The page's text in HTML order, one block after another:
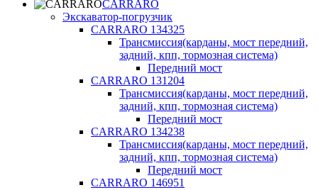
CARRARO
Экскаватор-погрузчик
CARRARO 134325
Трансмиссия(карданы, мост передний,
задний, кпп, тормозная система)
Передний мост
CARRARO 131204
Трансмиссия(карданы, мост передний,
задний, кпп, тормозная система)
Передний мост
CARRARO 134238
Трансмиссия(карданы, мост передний,
задний, кпп, тормозная система)
Передний мост
CARRARO 146951